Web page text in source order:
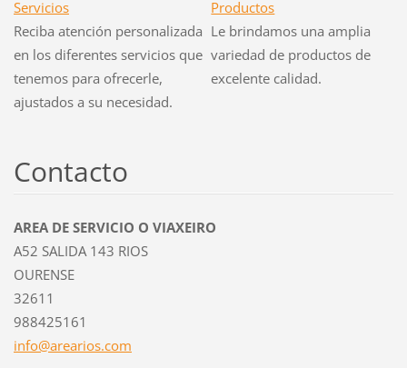
Servicios
Reciba atención personalizada
en los diferentes servicios que
tenemos para ofrecerle,
ajustados a su necesidad.
Productos
Le brindamos una amplia
variedad de productos de
excelente calidad.
Contacto
AREA DE SERVICIO O VIAXEIRO
A52 SALIDA 143 RIOS
OURENSE
32611
988425161
info@arearios.com